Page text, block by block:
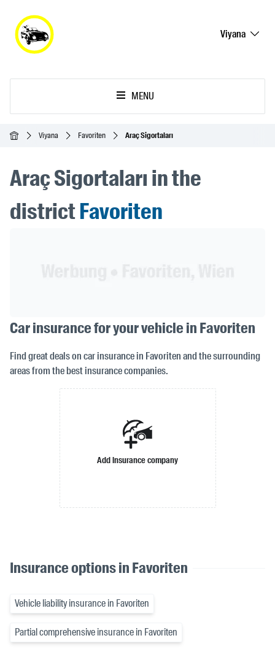
Viyana
MENU
Ana SayfaViyana Favoriten Araç Sigortaları
Araç Sigortaları in the
districtFavoriten
Car insurance for your vehicle in Favoriten
Find great deals on car insurance in Favoriten and the surrounding
areas from the best insurance companies.
Add insurance company
Insurance options in Favoriten
Vehicle liability insurance in Favoriten
Partial comprehensive insurance in Favoriten